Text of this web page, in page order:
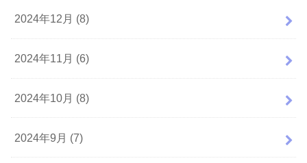
2024年12月 (8)
2024年11月 (6)
2024年10月 (8)
2024年9月 (7)